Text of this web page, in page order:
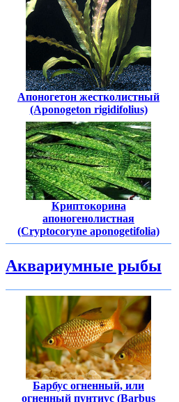
Апоногетон жестколистный
(Aponogeton rigidifolius)
Криптокорина
апоногенолистная
(Cryptocoryne aponogetifolia)
Аквариумные рыбы
Барбус огненный, или
огненный пунтиус (Barbus